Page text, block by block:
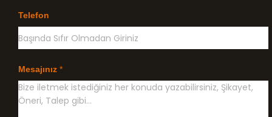
lTelefon
Mesajınız *